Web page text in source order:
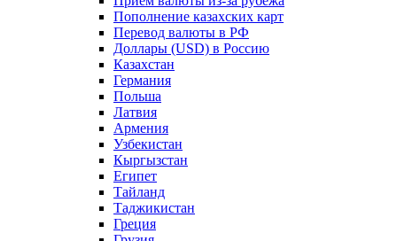
Пополнение казахских карт
Перевод валюты в РФ
Доллары (USD) в Россию
Казахстан
Германия
Польша
Латвия
Армения
Узбекистан
Кыргызстан
Египет
Тайланд
Таджикистан
Греция